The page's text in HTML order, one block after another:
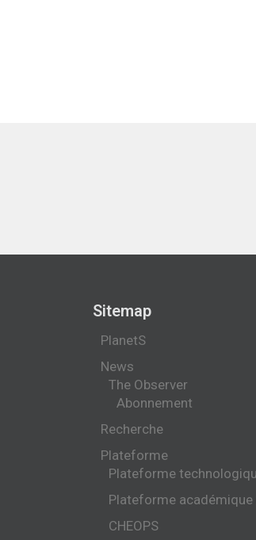
Sitemap
PlanetS
News
The Observer
Abonnement
Recherche
Plateforme
Plateforme
Plateforme
CHEOPS